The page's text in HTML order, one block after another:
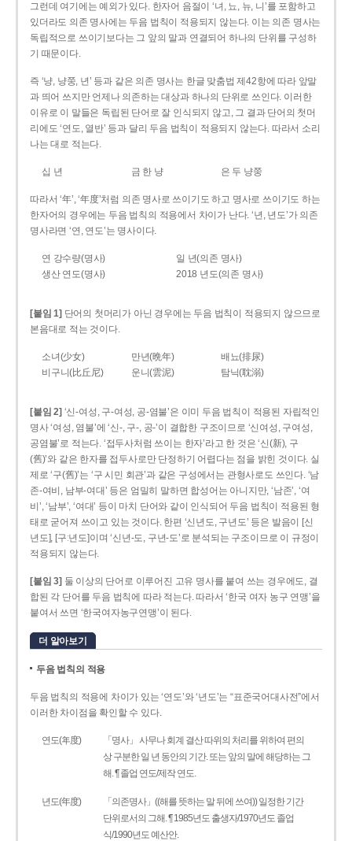
그런데 여기에는 예외가 있다. 한자어 음절이 ‘녀, 뇨, 뉴, 니’를 포함하고
있더라도 의존 명사에는 두음 법칙이 적용되지 않는다. 이는 의존 명사는
독립적으로 쓰이기보다는 그 앞의 말과 연결되어 하나의 단위를 구성하
기 때문이다.
즉 ‘냥, 냥쭝, 년’ 등과 같은 의존 명사는 한글 맞춤법 제42항에 따라 앞말
과 띄어 쓰지만 언제나 의존하는 대상과 하나의 단위로 쓰인다. 이러한
이유로 이 말들은 독립된 단어로 잘 인식되지 않고, 그 결과 단어의 첫머
리에도 ‘연도, 열반’ 등과 달리 두음 법칙이 적용되지 않는다. 따라서 소리
나는 대로 적는다.
십 년 금 한 냥 은 두 냥쭝
따라서 ‘年’, ‘年度’처럼 의존 명사로 쓰이기도 하고 명사로 쓰이기도 하는
한자어의 경우에는 두음 법칙의 적용에서 차이가 난다. ‘년, 년도’가 의존
명사라면 ‘연, 연도’는 명사이다.
연 강수량(명사)
일 년(의존 명사)
생산 연도(명사)
2018 년도(의존 명사)
[붙임 1] 단어의 첫머리가 아닌 경우에는 두음 법칙이 적용되지 않으므로
본음대로 적는 것이다.
소녀(少女) 만년(晩年)
배뇨(排尿)
비구니(比丘尼)
운니(雲泥) 탐닉(耽溺)
[붙임 2] ‘신-여성, 구-여성, 공-염불’은 이미 두음 법칙이 적용된 자립적인
명사 ‘여성, 염불’에 ‘신-, 구-, 공-’이 결합한 구조이므로 ‘신여성, 구여성,
공염불’로 적는다. ‘접두사처럼 쓰이는 한자’라고 한 것은 ‘신(新), 구
(舊)’와 같은 한자를 접두사로만 단정하기 어렵다는 점을 밝힌 것이다. 실
제로 ‘구(舊)’는 ‘구 시민 회관’과 같은 구성에서는 관형사로도 쓰인다. ‘남
존­-여비, 남부-­여대’ 등은 엄밀히 말하면 합성어는 아니지만, ‘남존’, ‘여
비’, ‘남부’, ‘여대’ 등이 마치 단어와 같이 인식되어 두음 법칙이 적용된 형
태로 굳어져 쓰이고 있는 것이다. 한편 ‘신년도, 구년도’ 등은 발음이 [신
년도], [구ː년도]이며 ‘신년­-도, 구년-­도’로 분석되는 구조이므로 이 규정이
적용되지 않는다.
[붙임 3] 둘 이상의 단어로 이루어진 고유 명사를 붙여 쓰는 경우에도, 결
합된 각 단어를 두음 법칙에 따라 적는다. 따라서 ‘한국 여자 농구 연맹’을
붙여서 쓰면 ‘한국여자농구연맹’이 된다.
더 알아보기
두음 법칙의 적용
두음 법칙의 적용에 차이가 있는 ‘연도’와 ‘년도’는 “표준국어대사전”에서
이러한 차이점을 확인할 수 있다.
연도(年度)
「명사」 사무나 회계 결산 따위의 처리를 위하여 편의
상 구분한 일 년 동안의 기간. 또는 앞의 말에 해당하는 그
해. ¶ 졸업 연도/제작 연도.
년도(年度)
「의존명사」((해를 뜻하는 말 뒤에 쓰여)) 일정한 기간
단위로서의 그해. ¶ 1985년도 출생자/1970년도 졸업
식/1990년도 예산안.